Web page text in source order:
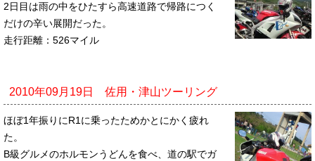
2日目は雨の中をひたすら高速道路で帰路につく
だけの辛い展開だった。
走行距離：526マイル
2010年09月19日 佐用・津山ツーリング
ほぼ1年振りにR1に乗ったためかとにかく疲れ
た。
B級グルメのホルモンうどんを食べ、道の駅でガ